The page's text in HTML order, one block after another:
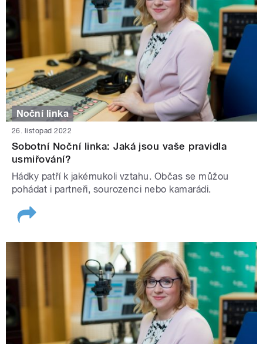
Noční linka
26. listopad 2022
Sobotní Noční linka: Jaká jsou vaše pravidla
usmiřování?
Hádky patří k jakémukoli vztahu. Občas se můžou
pohádat i partneři, sourozenci nebo kamarádi.